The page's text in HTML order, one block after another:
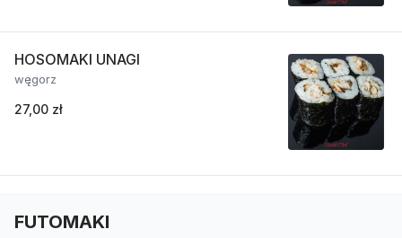
HOSOMAKI UNAGI
węgorz
27,00 zł
FUTOMAKI